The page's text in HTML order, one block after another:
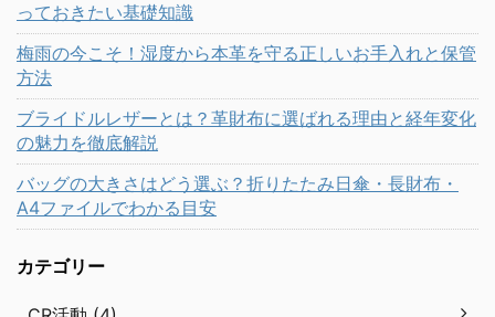
っておきたい基礎知識
梅雨の今こそ！湿度から本革を守る正しいお手入れと保管
方法
ブライドルレザーとは？革財布に選ばれる理由と経年変化
の魅力を徹底解説
バッグの大きさはどう選ぶ？折りたたみ日傘・長財布・
A4ファイルでわかる目安
カテゴリー